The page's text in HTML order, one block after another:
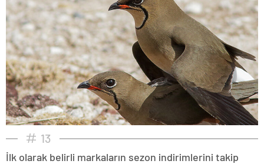
13
İlk olarak belirli markaların sezon indirimlerini takip